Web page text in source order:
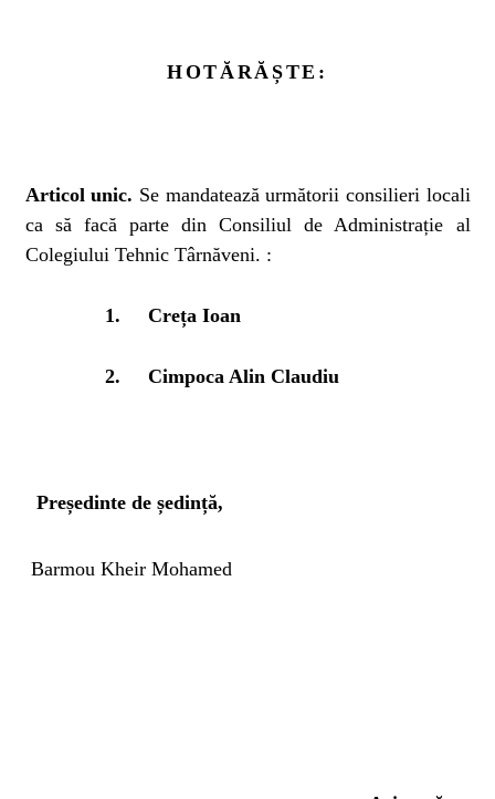
HOTĂRĂȘTE:
Articol unic. Se mandatează următorii consilieri locali
ca să facă parte din Consiliul de Administrație al
Colegiului Tehnic Târnăveni. :
1. Creța Ioan
2. Cimpoca Alin Claudiu
Președinte de ședință,
Barmou Kheir Mohamed